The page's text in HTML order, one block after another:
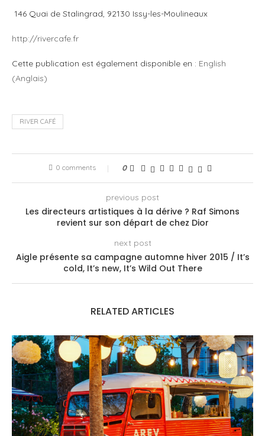
146 Quai de Stalingrad, 92130 Issy-les-Moulineaux
http://rivercafe.fr
Cette publication est également disponible en : English
(Anglais)
RIVER CAFÉ
0 comments 0
previous post
Les directeurs artistiques à la dérive ? Raf Simons
revient sur son départ de chez Dior
next post
Aigle présente sa campagne automne hiver 2015 / It’s
cold, It’s new, It’s Wild Out There
RELATED ARTICLES